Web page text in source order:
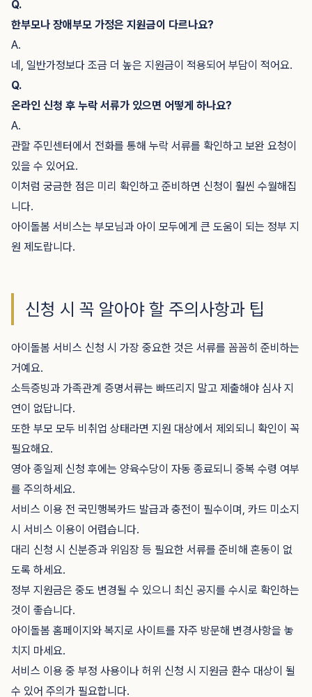
Q.
한부모나 장애부모 가정은 지원금이 다르나요?
A.
네, 일반가정보다 조금 더 높은 지원금이 적용되어 부담이 적어요.
Q.
온라인 신청 후 누락 서류가 있으면 어떻게 하나요?
A.
관할 주민센터에서 전화를 통해 누락 서류를 확인하고 보완 요청이
있을 수 있어요.
이처럼 궁금한 점은 미리 확인하고 준비하면 신청이 훨씬 수월해집
니다.
아이돌봄 서비스는 부모님과 아이 모두에게 큰 도움이 되는 정부 지
원 제도랍니다.
신청 시 꼭 알아야 할 주의사항과 팁
아이돌봄 서비스 신청 시 가장 중요한 것은 서류를 꼼꼼히 준비하는
거예요.
소득증빙과 가족관계 증명서류는 빠뜨리지 말고 제출해야 심사 지
연이 없답니다.
또한 부모 모두 비취업 상태라면 지원 대상에서 제외되니 확인이 꼭
필요해요.
영아 종일제 신청 후에는 양육수당이 자동 종료되니 중복 수령 여부
를 주의하세요.
서비스 이용 전 국민행복카드 발급과 충전이 필수이며, 카드 미소지
시 서비스 이용이 어렵습니다.
대리 신청 시 신분증과 위임장 등 필요한 서류를 준비해 혼동이 없
도록 하세요.
정부 지원금은 중도 변경될 수 있으니 최신 공지를 수시로 확인하는
것이 좋습니다.
아이돌봄 홈페이지와 복지로 사이트를 자주 방문해 변경사항을 놓
치지 마세요.
서비스 이용 중 부정 사용이나 허위 신청 시 지원금 환수 대상이 될
수 있어 주의가 필요합니다.